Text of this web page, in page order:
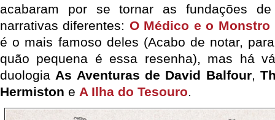
acabaram por se tornar as fundações
narrativas diferentes: O Médico e o Monstro
é o mais famoso deles (Acabo de notar,
quão pequena é essa resenha), mas há
duologia As Aventuras de David Balfour,
Hermiston e A Ilha do Tesouro.